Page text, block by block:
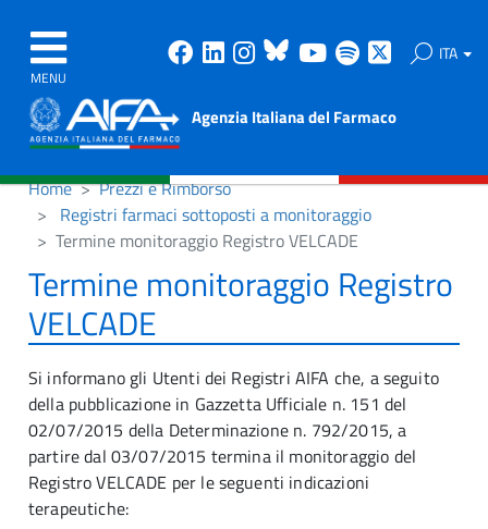
MENU
Facebook
Linkedin
Instagram
Bluesky
Youtube
Spotify ITA
Agenzia Italiana del Farmaco
Home
Prezzi e Rimborso
Registri farmaci sottoposti a monitoraggio
Termine monitoraggio Registro VELCADE
Termine monitoraggio Registro
VELCADE
Si informano gli Utenti dei Registri AIFA che, a seguito
della pubblicazione in Gazzetta Ufficiale n. 151 del
02/07/2015 della Determinazione n. 792/2015, a
partire dal 03/07/2015 termina il monitoraggio del
Registro VELCADE per le seguenti indicazioni
terapeutiche: